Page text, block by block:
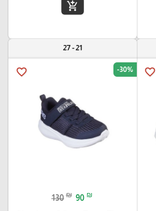
add_shopping_cart
favorite_border
21 - 27
favorite_border -30%
130 ₪ 90 ₪